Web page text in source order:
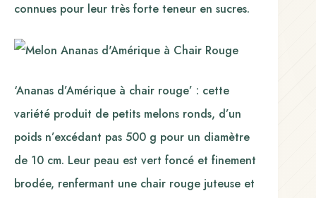
connues pour leur très forte teneur en sucres.
‘Ananas d’Amérique à chair rouge’ : cette
variété produit de petits melons ronds, d’un
poids n’excédant pas 500 g pour un diamètre
de 10 cm. Leur peau est vert foncé et finement
brodée, renfermant une chair rouge juteuse et